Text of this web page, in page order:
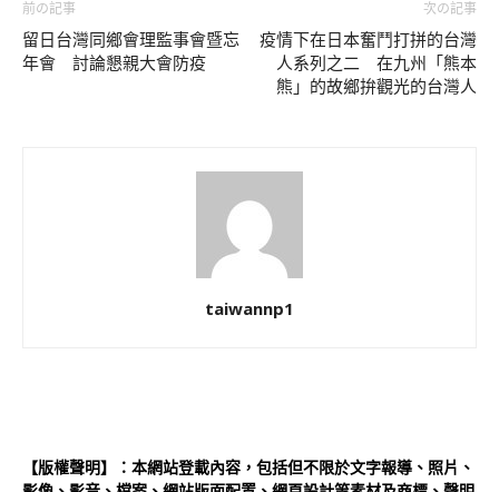
前の記事
留日台灣同鄉會理監事會暨忘
年會 討論懇親大會防疫
次の記事
疫情下在日本奮鬥打拼的台灣
人系列之二 在九州「熊本
熊」的故鄉拚觀光的台灣人
taiwannp1
【版權聲明】：本網站登載內容，包括但不限於文字報導、照片、